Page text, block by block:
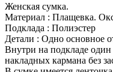
Женская сумка.
Материал : Плащевка.
Подклада : Полиэстер
Детали : Одно основное
Внутри на подкладе
накладных кармана без